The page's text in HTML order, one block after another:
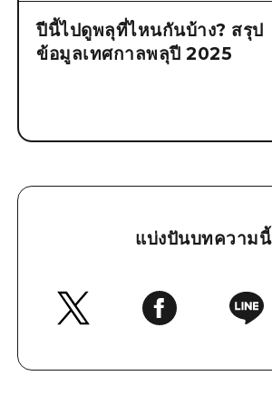
ปีนี้ไปดูพลุที่ไหนกันบ้าง? สรุป
ข้อมูลเทศกาลพลุปี 2025
แบ่งปันบทความนี้